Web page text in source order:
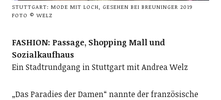
STUTTGART: MODE MIT LOCH, GESEHEN BEI BREUNINGER 2019
FOTO © WELZ
FASHION: Passage, Shopping Mall und
Sozialkaufhaus
Ein Stadtrundgang in Stuttgart mit Andrea Welz
„Das Paradies der Damen“ nannte der französische